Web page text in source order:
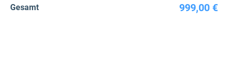
Gesamt 999,00 €